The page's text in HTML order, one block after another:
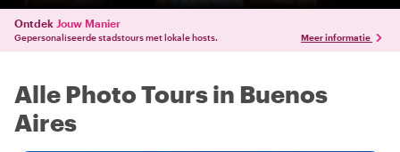
Ontdek Jouw Manier
Gepersonaliseerde stadstours met lokale hosts. Meer informatie
Alle Photo Tours in Buenos
Aires